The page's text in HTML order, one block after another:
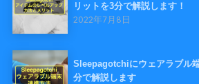
リットを3分で解説します！
2022年7月8日
Sleepagotchiにウェアラブル
分で解説します